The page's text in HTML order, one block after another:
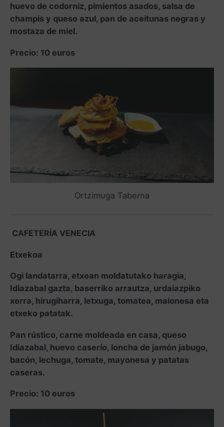
huevo de codorniz, pimientos asados, salsa de
champis y queso azul, pan de aceitunas negras y
mostaza de miel.
Precio: 10 euros
Ortzimuga Taberna
CAFETERÍA VENECIA
Etxekoa
Ogi landatarra, etxean moldatutako haragia,
Idiazabal gazta, baserriko arrautza, urdaiazpiko
xerra, hirugiharra, letxuga, tomatea, maionesa eta
etxeko patatak.
Pan rústico, carne moldeada en casa, queso
Idiazabal, huevo caserío, loncha de jamón jabugo,
bacón, lechuga, tomate, mayonesa y patatas
caseras.
Precio: 10 euros